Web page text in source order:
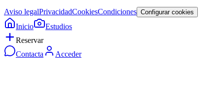
Aviso legalPrivacidadCookiesCondiciones Configurar cookies
Inicio
Estudios
Reservar
Contacta
Acceder